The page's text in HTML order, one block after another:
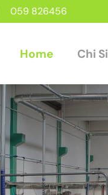
059 826456
Home Chi